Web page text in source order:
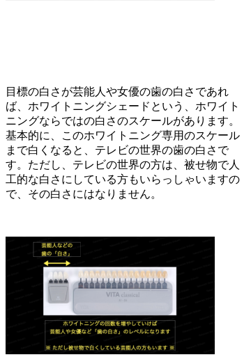
目標の白さが芸能人や女優の歯の白さであれ
ば、ホワイトニングシェードという、ホワイト
ニングならではの白さのスケールがあります。
基本的に、このホワイトニング専用のスケール
まで白くなると、テレビの世界の歯の白さで
す。ただし、テレビの世界の方は、被せ物で人
工的な白さにしている方もいらっしゃいますの
で、その白さにはなりません。